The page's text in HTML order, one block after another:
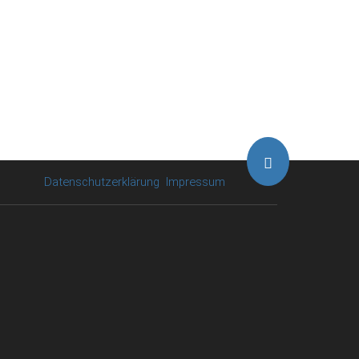
Datenschutzerklärung Impressum